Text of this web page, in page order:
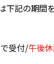
下記の期間
受付/午後